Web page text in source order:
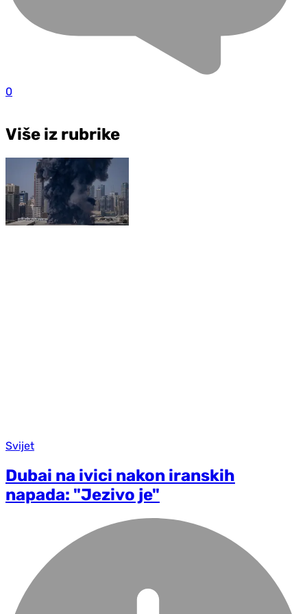
0
Više iz rubrike
Svijet
Dubai na ivici nakon iranskih
napada: "Jezivo je"